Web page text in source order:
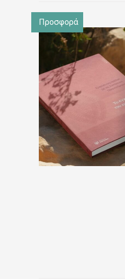
Προσφορά